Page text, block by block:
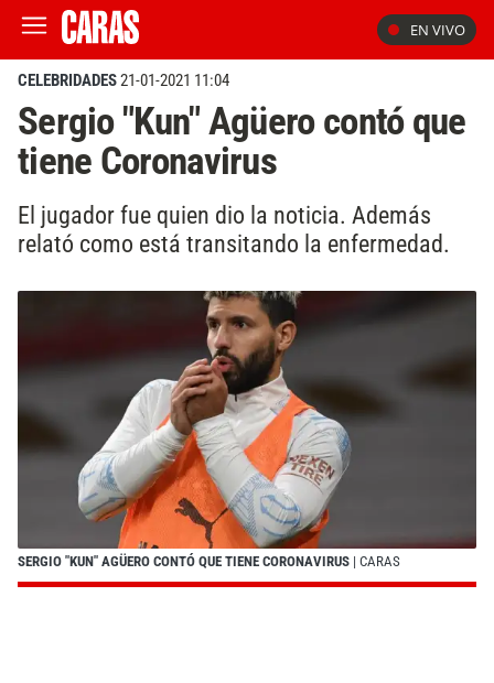
EN VIVO
CELEBRIDADES21-01-2021 11:04
Sergio "Kun" Agüero contó que
tiene Coronavirus
El jugador fue quien dio la noticia. Además
relató como está transitando la enfermedad.
SERGIO "KUN" AGÜERO CONTÓ QUE TIENE CORONAVIRUS | CARAS